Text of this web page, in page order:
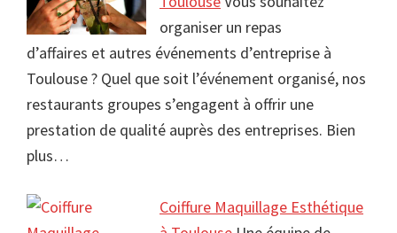
organiser un repas
d’affaires et autres événements d’entreprise à
Toulouse ? Quel que soit l’événement organisé, nos
restaurants groupes s’engagent à offrir une
prestation de qualité auprès des entreprises. Bien
plus…
Coiffure Maquillage Esthétique